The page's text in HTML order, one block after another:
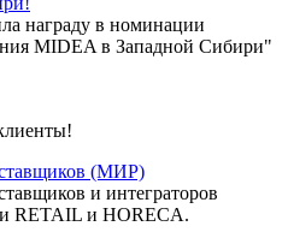
награду в номинации
MIDEA в Западной Сибири"
(МИР)
и интеграторов
RETAIL и HORECA.